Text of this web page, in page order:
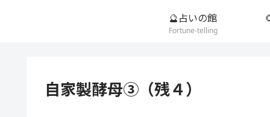
🔮占いの館
Fortune-telling
自家製酵母③（残４）